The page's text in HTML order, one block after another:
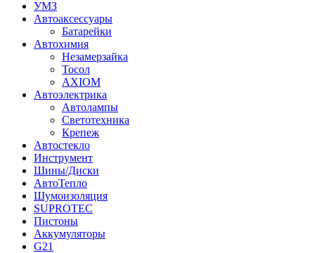
УМЗ
Автоаксессуары
Батарейки
Автохимия
Незамерзайка
Тосол
AXIOM
Автоэлектрика
Автолампы
Светотехника
Крепеж
Автостекло
Инструмент
Шины/Диски
АвтоТепло
Шумоизоляция
SUPROTEC
Пистоны
Аккумуляторы
G21